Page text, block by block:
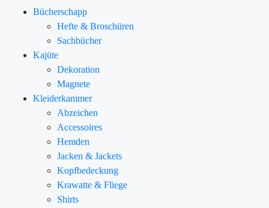
Bücherschapp
Hefte & Broschüren
Sachbücher
Kajüte
Dekoration
Magnete
Kleiderkammer
Abzeichen
Accessoires
Hemden
Jacken & Jackets
Kopfbedeckung
Krawatte & Fliege
Shirts